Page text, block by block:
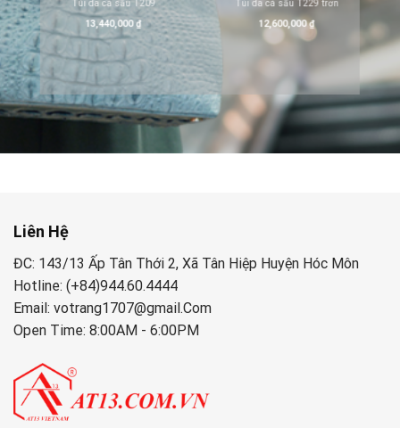
Túi da cá sấu T209
13,440,000
Túi da cá sấu T229 trơn
12,600,000
DA
Liên Hệ
ĐC: 143/13 Ấp Tân Thới 2, Xã Tân Hiệp Huyện Hóc Môn
Hotline: (+84)944.60.4444
Email: votrang1707@gmail.Com
Open Time: 8:00AM - 6:00PM